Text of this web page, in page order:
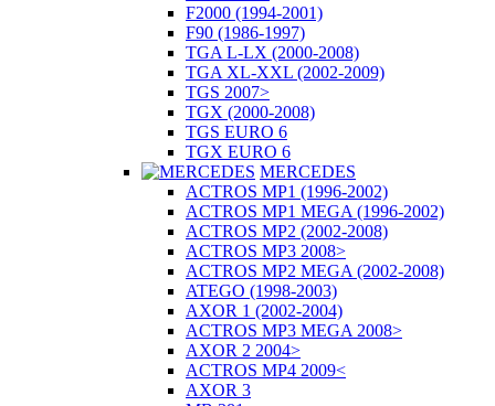
F2000 (1994-2001)
F90 (1986-1997)
TGA L-LX (2000-2008)
TGA XL-XXL (2002-2009)
TGS 2007>
TGX (2000-2008)
TGS EURO 6
TGX EURO 6
MERCEDES
ACTROS MP1 (1996-2002)
ACTROS MP1 MEGA (1996-2002)
ACTROS MP2 (2002-2008)
ACTROS MP3 2008>
ACTROS MP2 MEGA (2002-2008)
ATEGO (1998-2003)
AXOR 1 (2002-2004)
ACTROS MP3 MEGA 2008>
AXOR 2 2004>
ACTROS MP4 2009<
AXOR 3